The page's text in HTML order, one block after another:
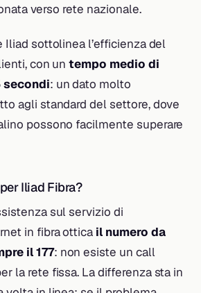
verso rete nazionale.
Iliad sottolinea l’efficienza del
con untempo medio di
: un dato molto
agli standard del settore, dove
possono facilmente superare
Iliad Fibra?
sul servizio di
in fibra ottica il numero da
il 177: non esiste un call
la rete fissa. La differenza sta in